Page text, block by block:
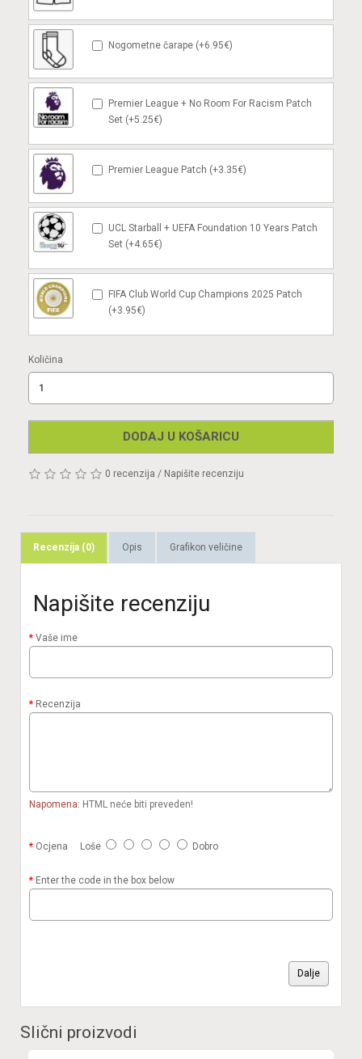
Nogometne čarape (+6.95€)
Premier League + No Room For Racism Patch
Set (+5.25€)
Premier League Patch (+3.35€)
UCL Starball + UEFA Foundation 10 Years Patch
Set (+4.65€)
FIFA Club World Cup Champions 2025 Patch
(+3.95€)
Količina
DODAJ U KOŠARICU
0 recenzija / Napišite recenziju
Recenzija (0) Opis Grafikon veličine
Napišite recenziju
Vaše ime
Recenzija
Napomena: HTML neće biti preveden!
Ocjena Loše Dobro
Enter the code in the box below
Dalje
Slični proizvodi